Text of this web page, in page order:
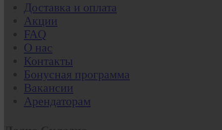
Доставка и оплата
Акции
FAQ
О нас
Контакты
Бонусная программа
Вакансии
Арендаторам